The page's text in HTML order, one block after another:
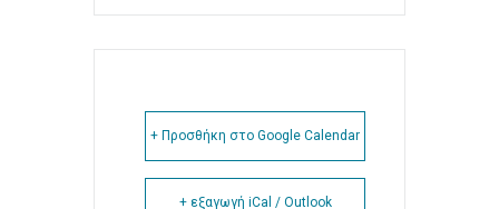
+ Προσθήκη στο Google Calendar
+ εξαγωγή iCal / Outlook